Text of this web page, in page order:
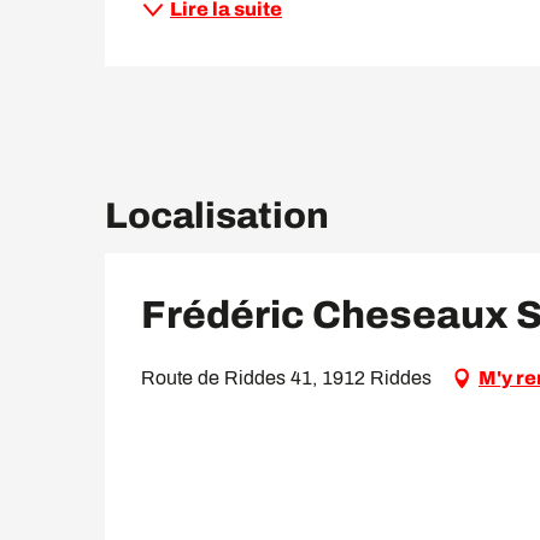
Lire la suite
Localisation
Frédéric Cheseaux
Route de Riddes 41, 1912 Riddes M'y